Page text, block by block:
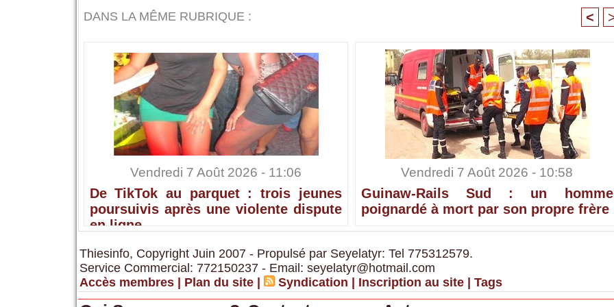
DANS LA MÊME RUBRIQUE : <
Vendredi 7 Août 2026 - 11:06
De TikTok au parquet : trois jeunes
poursuivis après une violente dispute
en ligne
Vendredi 7 Août 2026 - 10:58
Guinaw-Rails Sud : un homme
poignardé à mort par son propre frère
Thiesinfo, Copyright Juin 2007 - Propulsé par Seyelatyr: Tel 775312579.
Service Commercial: 772150237 - Email: seyelatyr@hotmail.com
Accès membres
Plan du site Syndication Inscription au site Tags